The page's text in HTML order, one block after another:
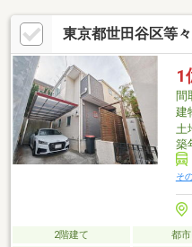
東京都世田谷区等
1
間
建
土
築
そ
2階建て 都